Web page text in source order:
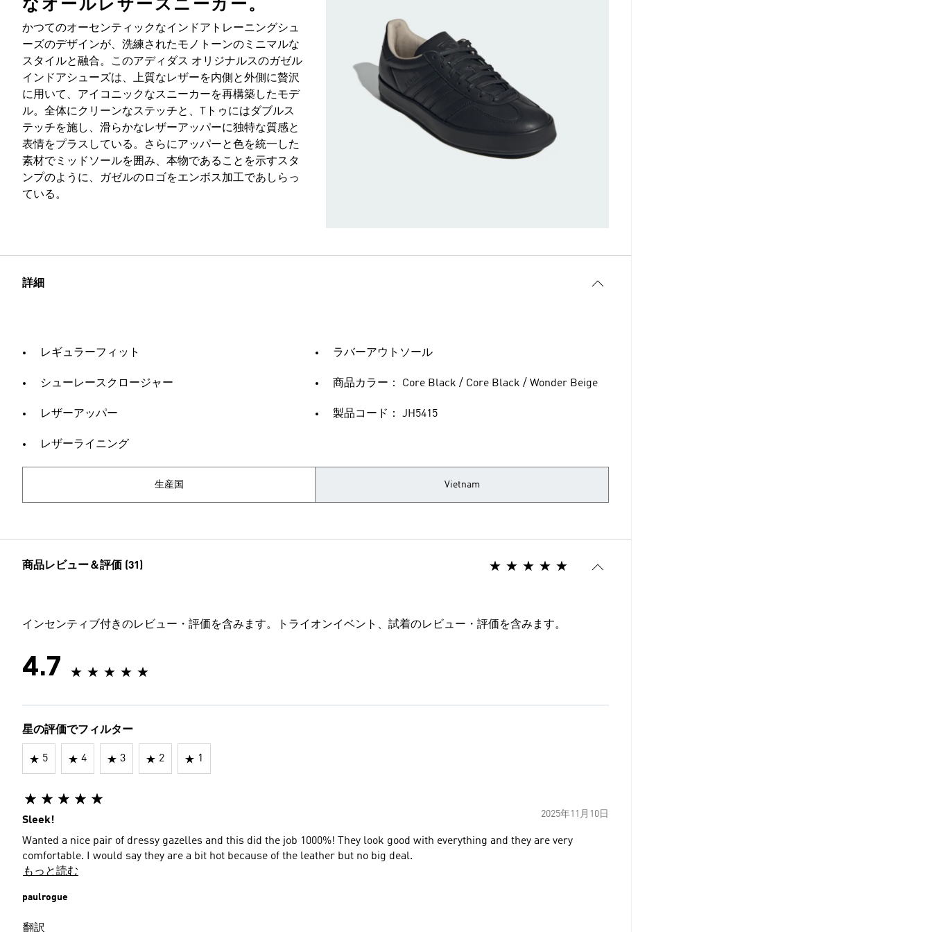
なオールレザースニーカー。
かつてのオーセンティックなインドアトレーニングシュ
ーズのデザインが、洗練されたモノトーンのミニマルな
スタイルと融合。このアディダス オリジナルスのガゼル
インドアシューズは、上質なレザーを内側と外側に贅沢
に用いて、アイコニックなスニーカーを再構築したモデ
ル。全体にクリーンなステッチと、Tトゥにはダブルス
テッチを施し、滑らかなレザーアッパーに独特な質感と
表情をプラスしている。さらにアッパーと色を統一した
素材でミッドソールを囲み、本物であることを示すスタ
ンプのように、ガゼルのロゴをエンボス加工であしらっ
ている。
詳細
レギュラーフィット
シューレースクロージャー
レザーアッパー
レザーライニング
ラバーアウトソール
商品カラー： Core Black / Core Black / Wonder Beige
製品コード： JH5415
生産国 Vietnam
商品レビュー＆評価 (31)
インセンティブ付きのレビュー・評価を含みます。トライオンイベント、試着のレビュー・評価を含みます。
4.7
星の評価でフィルター
5 4 3 2 1
2025年11月10日
Sleek!
Wanted a nice pair of dressy gazelles and this did the job 1000%! They look good with everything and they are very
comfortable. I would say they are a bit hot because of the leather but no big deal.
もっと読む
paulrogue
翻訳